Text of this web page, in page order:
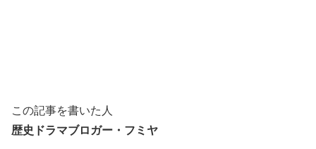
この記事を書いた人
歴史ドラマブロガー・フミヤ